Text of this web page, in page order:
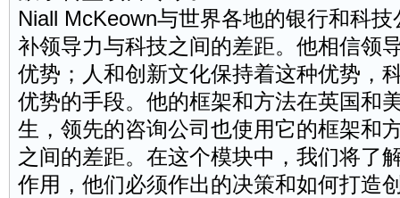
Niall McKeown与世界各地的银行和科
补领导力与科技之间的差距。他相信领
优势；人和创新文化保持着这种优势，
优势的手段。他的框架和方法在英国和
生，领先的咨询公司也使用它的框架和
之间的差距。在这个模块中，我们将了
作用，他们必须作出的决策和如何打造